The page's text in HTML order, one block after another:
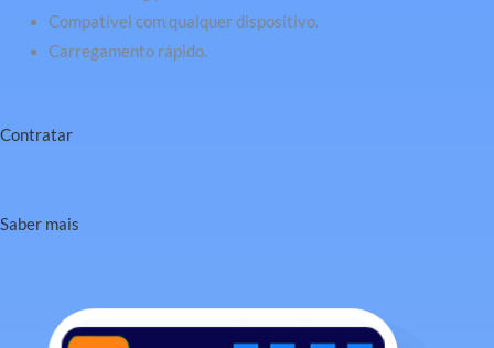
Compatível com qualquer dispositivo.
Carregamento rápido.
Contratar
Saber mais